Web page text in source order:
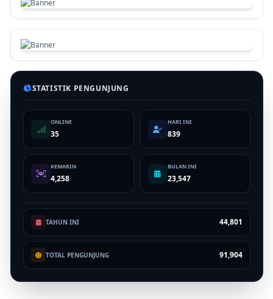
STATISTIK PENGUNJUNG
ONLINE
35
HARI INI
839
KEMARIN
4,258
BULAN INI
23,547
TAHUN INI 44,801
TOTAL PENGUNJUNG 91,904